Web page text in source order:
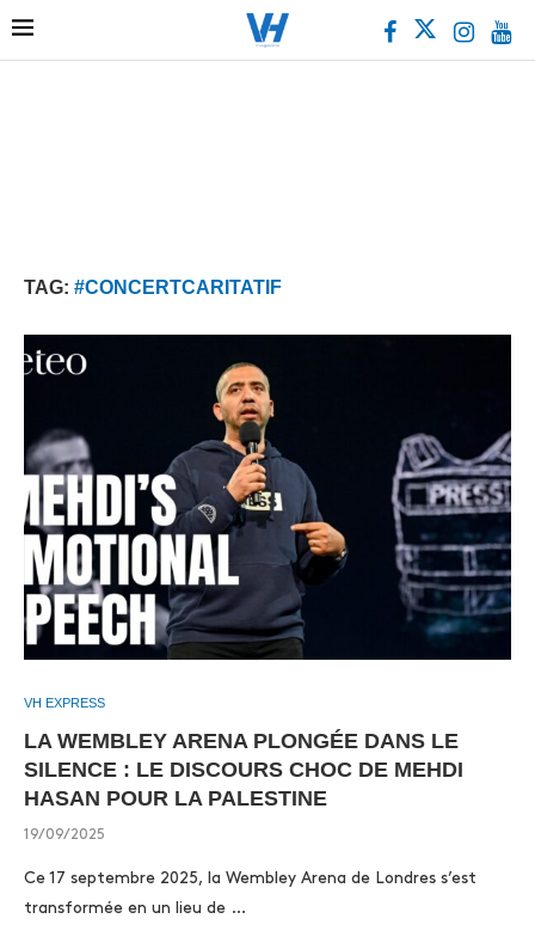
TAG: #CONCERTCARITATIF
VH EXPRESS
LA WEMBLEY ARENA PLONGÉE DANS LE
SILENCE : LE DISCOURS CHOC DE MEHDI
HASAN POUR LA PALESTINE
19/09/2025
Ce 17 septembre 2025, la Wembley Arena de Londres s’est
transformée en un lieu de …